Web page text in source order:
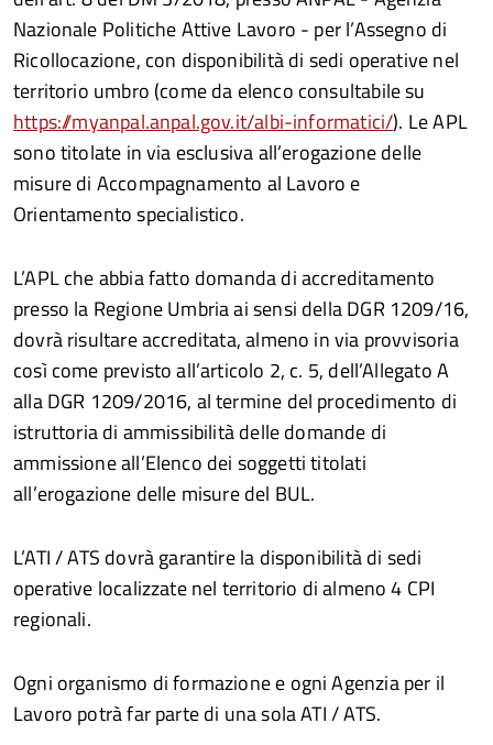
Nazionale Politiche Attive Lavoro - per l’Assegno di
Ricollocazione, con disponibilità di sedi operative nel
territorio umbro (come da elenco consultabile su
https://myanpal.anpal.gov.it/albi-informatici/). Le APL
sono titolate in via esclusiva all’erogazione delle
misure di Accompagnamento al Lavoro e
Orientamento specialistico.
L’APL che abbia fatto domanda di accreditamento
presso la Regione Umbria ai sensi della DGR 1209/16,
dovrà risultare accreditata, almeno in via provvisoria
così come previsto all’articolo 2, c. 5, dell’Allegato A
alla DGR 1209/2016, al termine del procedimento di
istruttoria di ammissibilità delle domande di
ammissione all’Elenco dei soggetti titolati
all’erogazione delle misure del BUL.
L’ATI / ATS dovrà garantire la disponibilità di sedi
operative localizzate nel territorio di almeno 4 CPI
regionali.
Ogni organismo di formazione e ogni Agenzia per il
Lavoro potrà far parte di una sola ATI / ATS.